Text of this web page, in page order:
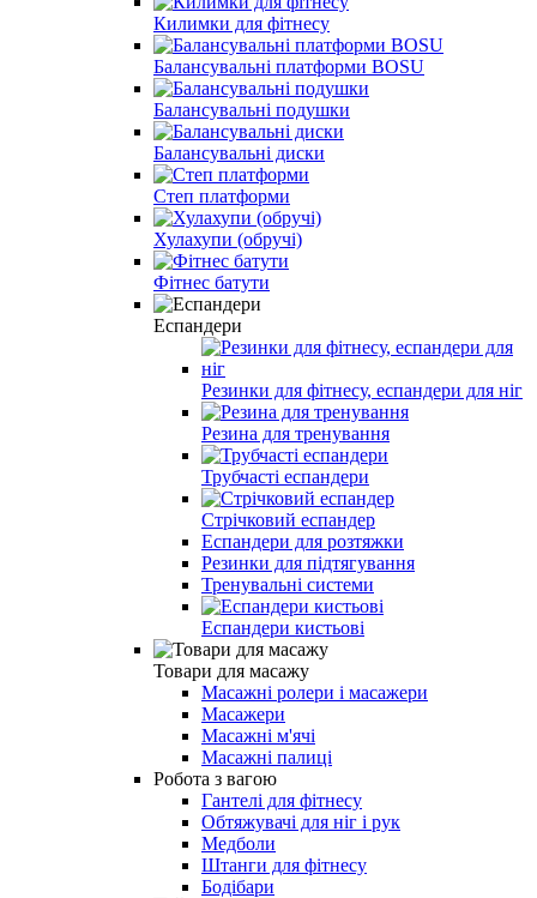
Килимки для фітнесу
Балансувальні платформи BOSU
Балансувальні подушки
Балансувальні диски
Степ платформи
Хулахупи (обручі)
Фітнес батути
Еспандери
Резинки для фітнесу, еспандери для ніг
Резина для тренування
Трубчасті еспандери
Стрічковий еспандер
Еспандери для розтяжки
Резинки для підтягування
Тренувальні системи
Еспандери кистьові
Товари для масажу
Масажні ролери і масажери
Масажери
Масажні м'ячі
Масажні палиці
Робота з вагою
Гантелі для фітнесу
Обтяжувачі для ніг і рук
Медболи
Штанги для фітнесу
Бодібари